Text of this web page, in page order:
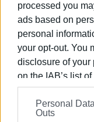
processed you
ads based on
personal
your opt-out. You
disclosure of your
on the IAB’s list
information may
on theIAB’s List
further disclose it
Personal
Outs